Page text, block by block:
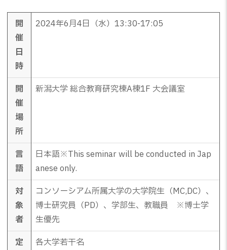
開
催
日
時
2024年6月4日（水）13:30-17:05
開
催
場
所
新潟大学 総合教育研究棟A棟1F 大会議室
言
語
日本語※This seminar will be conducted in Jap
anese only.
対
象
者
コンソーシアム所属大学の大学院生（MC,DC）、
博士研究員（PD）、学部生、教職員 ※博士学
生優先
定
各大学若干名